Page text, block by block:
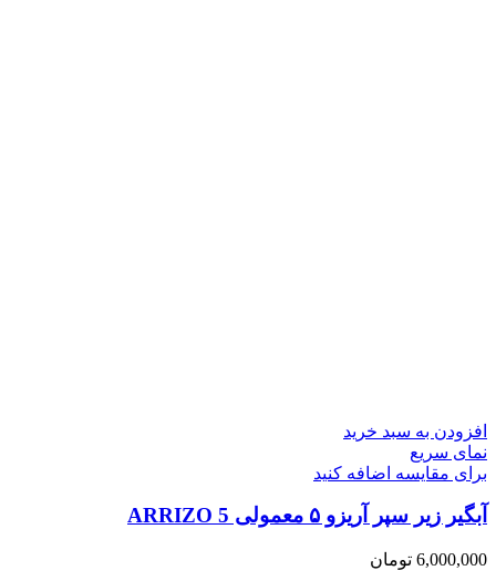
افزودن به سبد خرید
نمای سریع
برای مقایسه اضافه کنید
آبگیر زیر سپر آریزو ۵ معمولی ARRIZO 5
6,000,000 تومان